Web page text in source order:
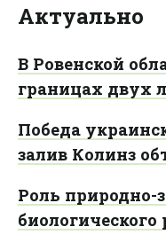
Актуально
В Ровенской
границах двух
Победа
залив Колинз
Роль природно-
биологического